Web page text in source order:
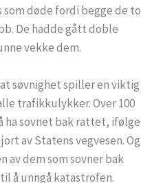
som døde fordi begge de to
De hadde gått doble
vekke dem.
søvnighet spiller en viktig
trafikkulykker. Over 100
ha sovnet bak rattet, ifølge
av Statens vegvesen. Og
av dem som sovner bak
å unngå katastrofen.